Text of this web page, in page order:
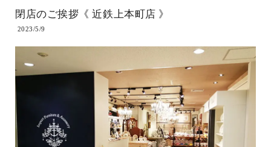
閉店のご挨拶《 近鉄上本町店 》
2023/5/9